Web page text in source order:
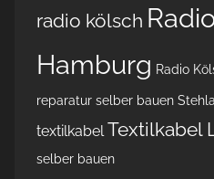
radio kölsch
Hamburg Radio
reparatur selber bauen
textilkabel Textilkabel
selber bauen